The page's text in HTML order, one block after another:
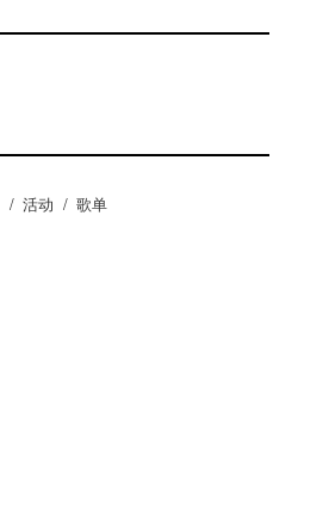
/ 活动 / 歌单